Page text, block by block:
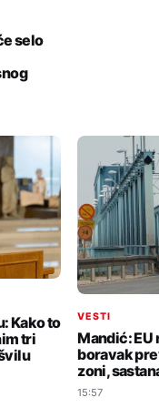
selo
Kako to
tri
VESTI
Mandić: EU
boravak
zoni,
15:57